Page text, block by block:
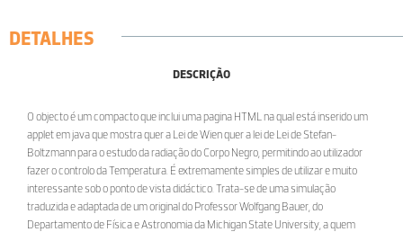
DETALHES
DESCRIÇÃO
O objecto é um compacto que inclui uma pagina HTML na qual está inserido um
applet em java que mostra quer a Lei de Wien quer a lei de Lei de Stefan-
Boltzmann para o estudo da radiação do Corpo Negro, permitindo ao utilizador
fazer o controlo da Temperatura. É extremamente simples de utilizar e muito
interessante sob o ponto de vista didáctico. Trata-se de uma simulação
traduzida e adaptada de um original do Professor Wolfgang Bauer, do
Departamento de Física e Astronomia da Michigan State University, a quem